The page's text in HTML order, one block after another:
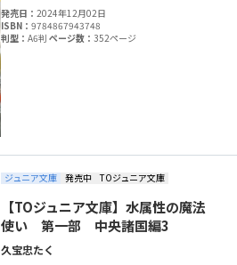
発売日：2024年12月02日
ISBN：9784867943748
判型：A6判ページ数：352ページ
ジュニア文庫 発売中 TOジュニア文庫
【TOジュニア文庫】水属性の魔法
使い 第一部 中央諸国編3
久宝忠たく